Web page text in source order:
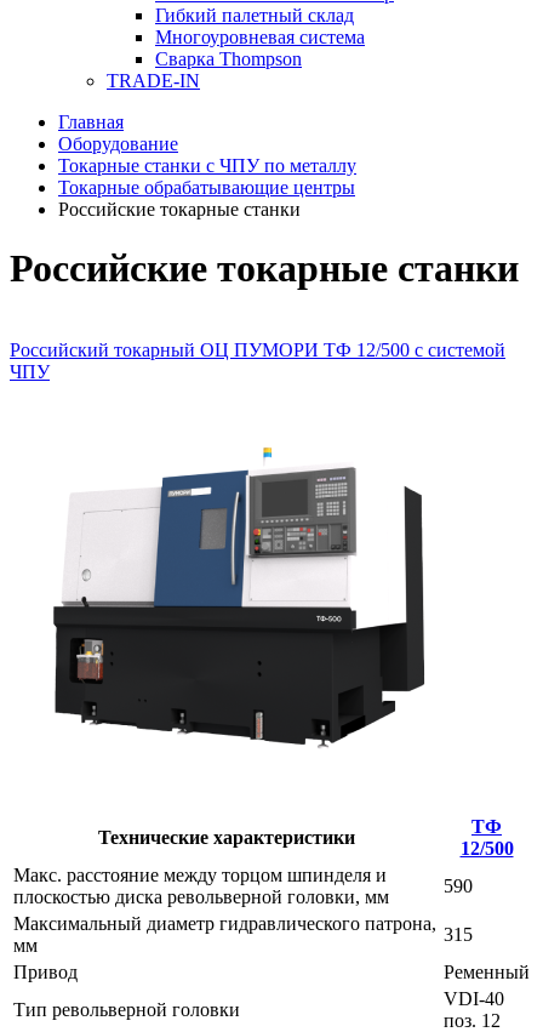
Гибкий палетный склад
Многоуровневая система
Сварка Thompson
TRADE-IN
Главная
Оборудование
Токарные станки с ЧПУ по металлу
Токарные обрабатывающие центры
Российские токарные станки
Российские токарные станки
Российский токарный ОЦ ПУМОРИ ТФ 12/500 с системой
ЧПУ
Технические характеристики
ТФ
12/500
Макс. расстояние между торцом шпинделя и
плоскостью диска револьверной головки, мм
590
Максимальный диаметр гидравлического патрона,
мм
315
Привод
Ременный
Тип револьверной головки
VDI-40
поз. 12